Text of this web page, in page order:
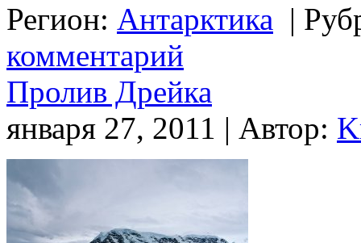
Регион: Антарктика |
комментарий
Пролив Дрейка
января 27, 2011 | Автор: